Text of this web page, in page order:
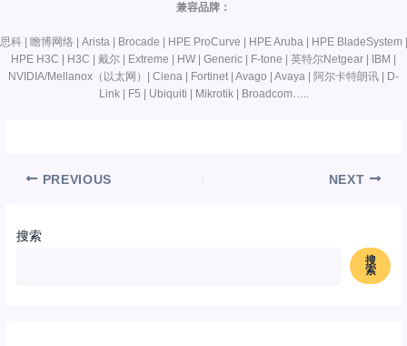
搜索
搜
索
兼容品牌：
思科 | 瞻博网络 | Arista | Brocade | HPE ProCurve | HPE Aruba | HPE BladeSystem |
HPE H3C | H3C | 戴尔 | Extreme | HW | Generic | F-tone | 英特尔Netgear | IBM |
NVIDIA/Mellanox（以太网）| Ciena | Fortinet | Avago | Avaya | 阿尔卡特朗讯 | D-
Link | F5 | Ubiquiti | Mikrotik | Broadcom…..
PREVIOUS NEXT